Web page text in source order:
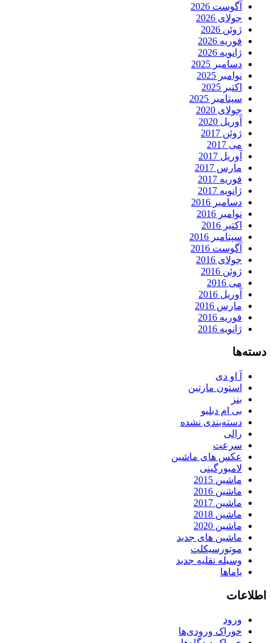
آگوست 2026
جولای 2026
ژوئن 2026
فوریه 2026
ژانویه 2026
دسامبر 2025
نوامبر 2025
اکتبر 2025
سپتامبر 2025
جولای 2020
آوریل 2020
ژوئن 2017
می 2017
آوریل 2017
مارس 2017
فوریه 2017
ژانویه 2017
دسامبر 2016
نوامبر 2016
اکتبر 2016
سپتامبر 2016
آگوست 2016
جولای 2016
ژوئن 2016
می 2016
آوریل 2016
مارس 2016
فوریه 2016
ژانویه 2016
دسته‌ها
آ او دی
استون مارتین
بنز
بی ام دبلیو
دسته‌بندی نشده
رالی
سرعت
عکس های ماشین
لامبورگینی
ماشین 2015
ماشین 2016
ماشین 2017
ماشین 2018
ماشین 2020
ماشین های جدید
موتورسیکلت
وسیله نقلیه جدید
یاماها
اطلاعات
ورود
خوراک ورودی‌ها